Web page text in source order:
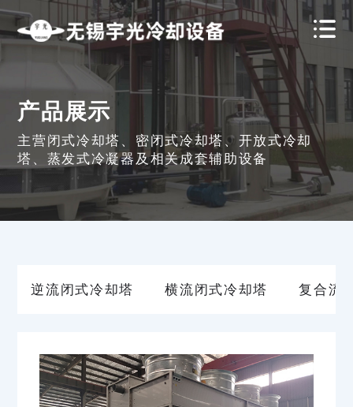
产品展示
主营闭式冷却塔、密闭式冷却塔、开放式冷却
塔、蒸发式冷凝器及相关成套辅助设备
逆流闭式冷却塔 横流闭式冷却塔 复合流